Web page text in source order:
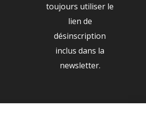
toujours utiliser le
lien de
désinscription
inclus dans la
newsletter.
NOS PARTENAIRES